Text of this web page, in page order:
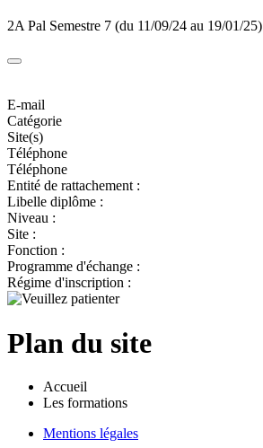
2A Pal Semestre 7 (du 11/09/24 au 19/01/25)
E-mail
Catégorie
Site(s)
Téléphone
Téléphone
Entité de rattachement :
Libelle diplôme :
Niveau :
Site :
Fonction :
Programme d'échange :
Régime d'inscription :
Plan du site
Accueil
Les formations
Mentions légales